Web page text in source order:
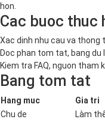
hon.
Cac buoc thuc
Xac dinh nhu cau va thong
Doc phan tom tat, bang du
Kiem tra FAQ, nguon tham
Bang tom tat
Hang muc
Gia tri
Chu de
Làm